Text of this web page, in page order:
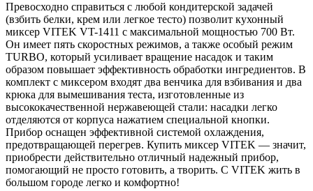
Превосходно справиться с любой кондитерской задачей
(взбить белки, крем или легкое тесто) позволит кухонный
миксер VITEK VT-1411 с максимальной мощностью 700 Вт.
Он имеет пять скоростных режимов, а также особый режим
TURBO, который усиливает вращение насадок и таким
образом повышает эффективность обработки ингредиентов. В
комплект с миксером входят два венчика для взбивания и два
крюка для вымешивания теста, изготовленные из
высококачественной нержавеющей стали: насадки легко
отделяются от корпуса нажатием специальной кнопки.
Прибор оснащен эффективной системой охлаждения,
предотвращающей перегрев. Купить миксер VITEK — значит,
приобрести действительно отличный надежный прибор,
помогающий не просто готовить, а творить. С VITEK жить в
большом городе легко и комфортно!